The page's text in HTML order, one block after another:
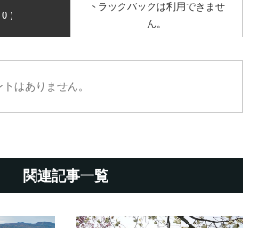
)
トラックバックは利用できませ
ん。
はありません。
関連記事一覧